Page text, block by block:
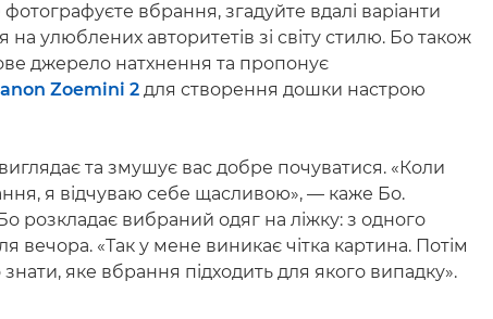
вбрання, згадуйте вдалі варіанти
улюблених авторитетів зі світу стилю. Бо також
джерело натхнення та пропонує
Zoemini 2 для створення дошки настрою
та змушує вас добре почуватися. «Коли
я відчуваю себе щасливою», — каже Бо.
розкладає вибраний одяг на ліжку: з одного
вечора. «Так у мене виникає чітка картина. Потім
яке вбрання підходить для якого випадку».